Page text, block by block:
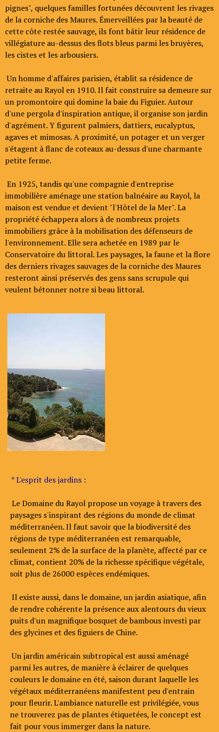
pignes", quelques familles fortunées découvrent les rivages
de la corniche des Maures. Émerveillées par la beauté de
cette côte restée sauvage, ils font bâtir leur résidence de
villégiature au-dessus des flots bleus parmi les bruyères,
les cistes et les arbousiers.
Un homme d'affaires parisien, établit sa résidence de
retraite au Rayol en 1910. Il fait construire sa demeure sur
un promontoire qui domine la baie du Figuier. Autour
d'une pergola d'inspiration antique, il organise son jardin
d'agrément. Y figurent palmiers, dattiers, eucalyptus,
agaves et mimosas. A proximité, un potager et un verger
s'étagent à flanc de coteaux au-dessus d'une charmante
petite ferme.
En 1925, tandis qu'une compagnie d'entreprise
immobilière aménage une station balnéaire au Rayol, la
maison est vendue et devient "l'Hôtel de la Mer". La
propriété échappera alors à de nombreux projets
immobiliers grâce à la mobilisation des défenseurs de
l'environnement. Elle sera achetée en 1989 par le
Conservatoire du littoral. Les paysages, la faune et la flore
des derniers rivages sauvages de la corniche des Maures
resteront ainsi préservés des gens sans scrupule qui
veulent bétonner notre si beau littoral.
* L'esprit des jardins :
Le Domaine du Rayol propose un voyage à travers des
paysages s'inspirant des régions du monde de climat
méditerranéen. Il faut savoir que la biodiversité des
régions de type méditerranéen est remarquable,
seulement 2% de la surface de la planète, affecté par ce
climat, contient 20% de la richesse spécifique végétale,
soit plus de 26000 espèces endémiques.
Il existe aussi, dans le domaine, un jardin asiatique, afin
de rendre cohérente la présence aux alentours du vieux
puits d'un magnifique bosquet de bambous investi par
des glycines et des figuiers de Chine.
Un jardin américain subtropical est aussi aménagé
parmi les autres, de manière à éclairer de quelques
couleurs le domaine en été, saison durant laquelle les
végétaux méditerranéens manifestent peu d'entrain
pour fleurir. L'ambiance naturelle est privilégiée, vous
ne trouverez pas de plantes étiquetées, le concept est
fait pour vous immerger dans la nature.